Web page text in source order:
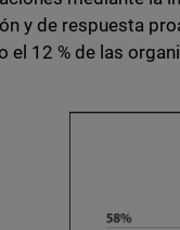
y de respuesta
el 12 % de las